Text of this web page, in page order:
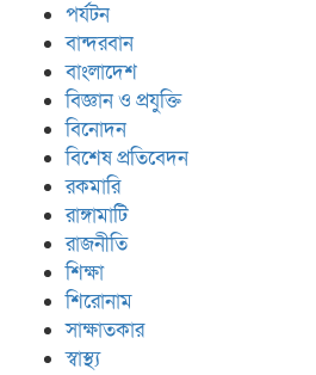
পর্যটন
বান্দরবান
বাংলাদেশ
বিজ্ঞান ও প্রযুক্তি
বিনোদন
বিশেষ প্রতিবেদন
রকমারি
রাঙ্গামাটি
রাজনীতি
শিক্ষা
শিরোনাম
সাক্ষাতকার
স্বাস্থ্য